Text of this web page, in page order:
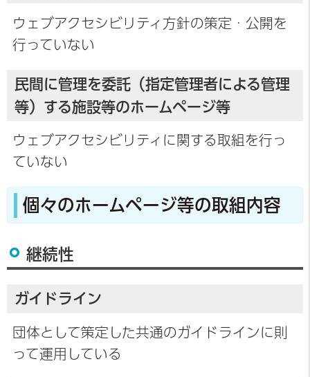
ウェブアクセシビリティ方針の策定・公開を
行っていない
民間に管理を委託（指定管理者による管理
等）する施設等のホームページ等
ウェブアクセシビリティに関する取組を行っ
ていない
個々のホームページ等の取組内容
継続性
ガイドライン
団体として策定した共通のガイドラインに則
って運用している